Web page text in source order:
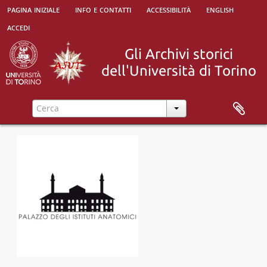
pagina iniziale info e contatti accessibilità
english
accedi
[Sottoserie] Disegni
[Unità archivistica] PROSPETTO DELL'INTERNO DEL FORTE DI CIVITA CASTELLANA CO' RILEGATI POLITICI 'N ESSO ESISTENTI a tutto Settembre 1823, 1861
[Unità archivistica] Disegni a matita di Andrea Dessette, 1869
[Unità archivistica] Disegno con ritratto di Silvio Pellico, di Gastaldi, 1875
[Unità archivistica] Disegni a matita (alcuni con scritte) di Agostino Cortella, 1871-1872
[Unità archivistica] Due disegni a matite colorate, di Moriondo, 1888
[Unità archivistica] Disegni di Engelbert Hafner, a matite colorate, 1889
[Unità archivistica] Disegni di autori diversi, prevalentemente a matita, 1889